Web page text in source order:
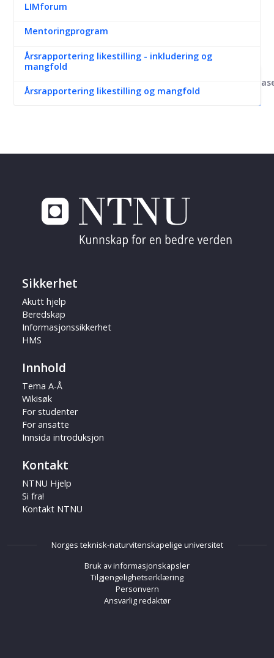
LIMforum
Mentoringprogram
Årsrapportering likestilling - inkludering og
mangfold
Årsrapportering likestilling og mangfold
Sikkerhet
Akutt hjelp
Beredskap
Informasjonssikkerhet
HMS
Innhold
Tema A-Å
Wikisøk
For studenter
For ansatte
Innsida introduksjon
Kontakt
NTNU Hjelp
Si fra!
Kontakt NTNU
Norges teknisk-naturvitenskapelige universitet
Bruk av informasjonskapsler
Tilgjengelighetserklæring
Personvern
Ansvarlig redaktør